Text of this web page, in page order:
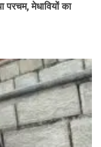
परचम, मेधावियों का